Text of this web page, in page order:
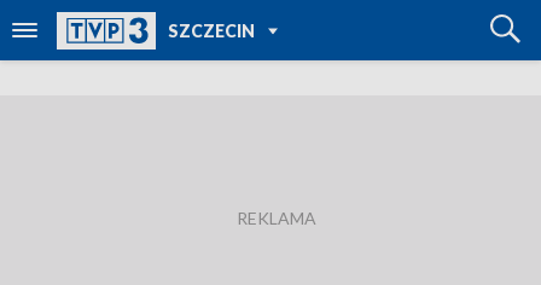
SZCZECIN
TVP REGIONY